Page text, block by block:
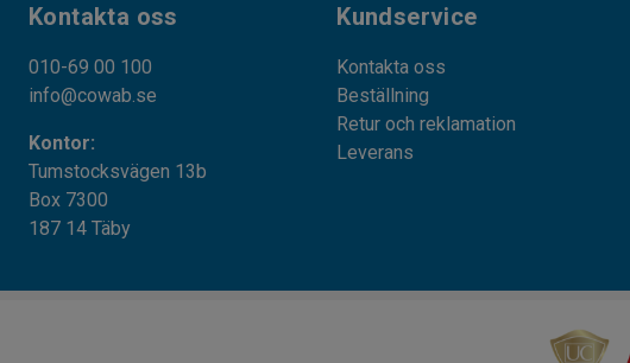
Kontakta oss
010-69 00 100
info@cowab.se
Kontor:
Tumstocksvägen 13b
Box 7300
187 14 Täby
Kundservice
Kontakta oss
Beställning
Retur och reklamation
Leverans